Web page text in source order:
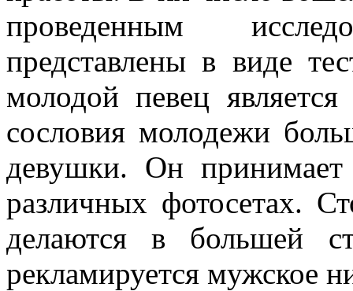
проведенным
представлены в виде
молодой певец
сословия молодежи
девушки. Он принимает
различных фотосетах.
делаются в большей
рекламируется мужское